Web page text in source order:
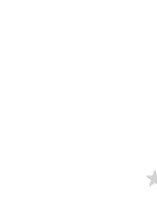
обсуждаемые